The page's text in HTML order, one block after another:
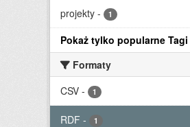
projekty - 1
Pokaż tylko popularne Tagi
Formaty
CSV - 1
RDF - 1